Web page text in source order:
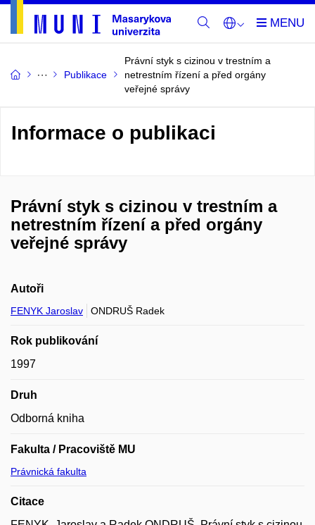
Publikace
Právní styk s cizinou v trestním a
netrestním řízení a před orgány
veřejné správy
Informace o publikaci
Právní styk s cizinou v trestním a
netrestním řízení a před orgány
veřejné správy
Autoři
FENYK Jaroslav ONDRUŠ Radek
Rok publikování
1997
Druh
Odborná kniha
Fakulta / Pracoviště MU
Právnická fakulta
Citace